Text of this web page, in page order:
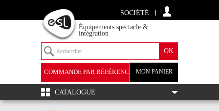
SOCIÉTÉ
Équipements spectacle &
intégration
MON PANIER
COMMANDE PAR RÉFÉRENCE
+
CATALOGUE